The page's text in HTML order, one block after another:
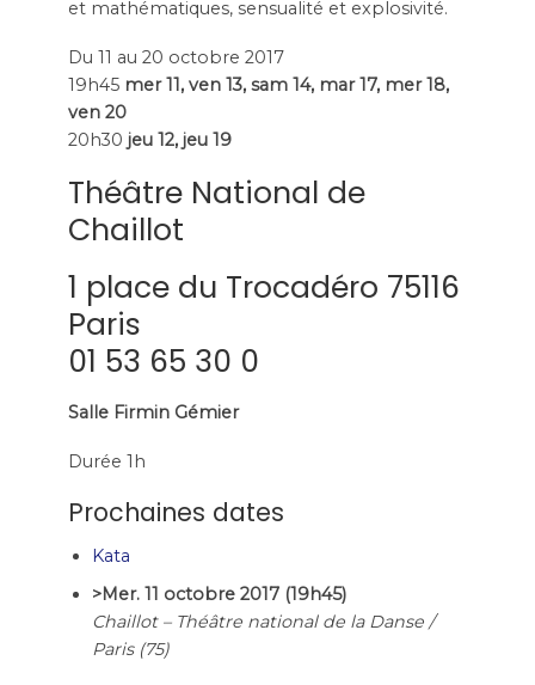
et mathématiques, sensualité et explosivité.
Du 11 au 20 octobre 2017
19h45 mer 11, ven 13, sam 14, mar 17, mer 18,
ven 20
20h30 jeu 12, jeu 19
Théâtre National de
Chaillot
1 place du Trocadéro 75116
Paris
01 53 65 30 0
Salle Firmin Gémier
Durée 1h
Prochaines dates
Kata
>Mer. 11 octobre 2017 (19h45)
Chaillot – Théâtre national de la Danse /
Paris (75)